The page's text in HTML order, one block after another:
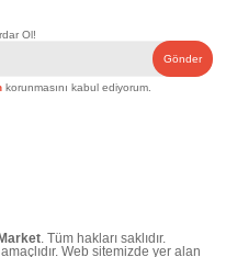
Ol!
Gönder
korunmasını kabul ediyorum.
. Tüm hakları saklıdır.
Web sitemizde yer alan